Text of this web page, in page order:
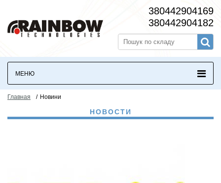
380442904169
380442904182
МЕНЮ
Главная / Новини
НОВОСТИ